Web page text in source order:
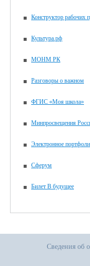
Конструктор рабочих
Культура.рф
МОНМ РК
Разговоры о важном
ФГИС «Моя школа»
Минпросвещения
Электронное
Сферум
Билет В будущее
Сведения об